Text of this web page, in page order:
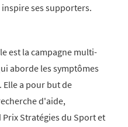
ses supporters.
est la campagne multi-
aborde les symptômes
Elle a pour but de
d'aide,
Stratégies du Sport et